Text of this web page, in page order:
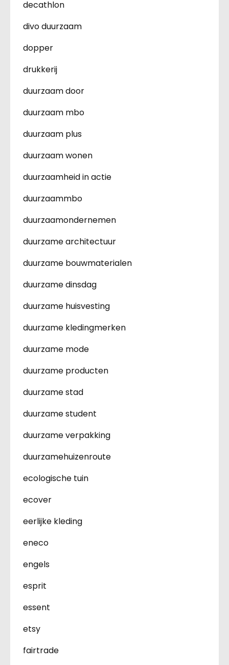
decathlon
divo duurzaam
dopper
drukkerij
duurzaam door
duurzaam mbo
duurzaam plus
duurzaam wonen
duurzaamheid in actie
duurzaammbo
duurzaamondernemen
duurzame architectuur
duurzame bouwmaterialen
duurzame dinsdag
duurzame huisvesting
duurzame kledingmerken
duurzame mode
duurzame producten
duurzame stad
duurzame student
duurzame verpakking
duurzamehuizenroute
ecologische tuin
ecover
eerlijke kleding
eneco
engels
esprit
essent
etsy
fairtrade